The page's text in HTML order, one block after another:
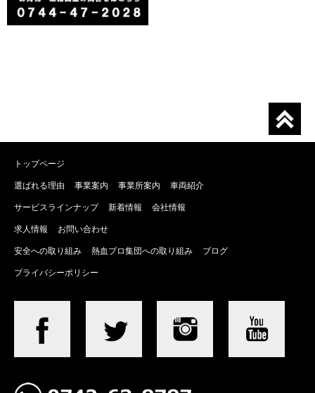
トップページ
選ばれる理由 事業案内 事業所案内 車両紹介
サービスラインナップ 新着情報 会社情報
求人情報 お問い合わせ
安全への取り組み 熱血プロ集団への取り組み ブログ
プライバシーポリシー